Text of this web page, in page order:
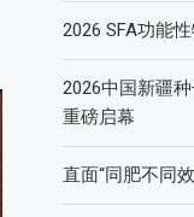
2026 SFA功能
2026中国新疆
重磅启幕
直面“同肥不同